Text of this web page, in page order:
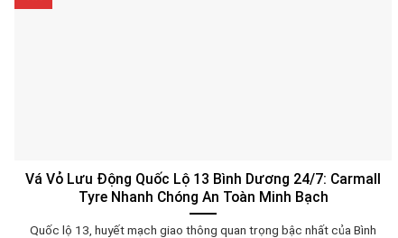
Vá Vỏ Lưu Động Quốc Lộ 13 Bình Dương 24/7: Carmall
Tyre Nhanh Chóng An Toàn Minh Bạch
Quốc lộ 13, huyết mạch giao thông quan trọng bậc nhất của Bình